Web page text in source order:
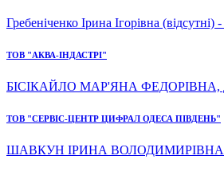
Гребеніченко Ірина Ігорівна (відсутні)
ТОВ "АКВА-ІНДАСТРІ"
БІСІКАЙЛО МАР'ЯНА ФЕДОРІВНА,
ТОВ "СЕРВІС-ЦЕНТР ЦИФРАЛ ОДЕСА ПІВДЕНЬ"
ШАВКУН ІРИНА ВОЛОДИМИРІВНА